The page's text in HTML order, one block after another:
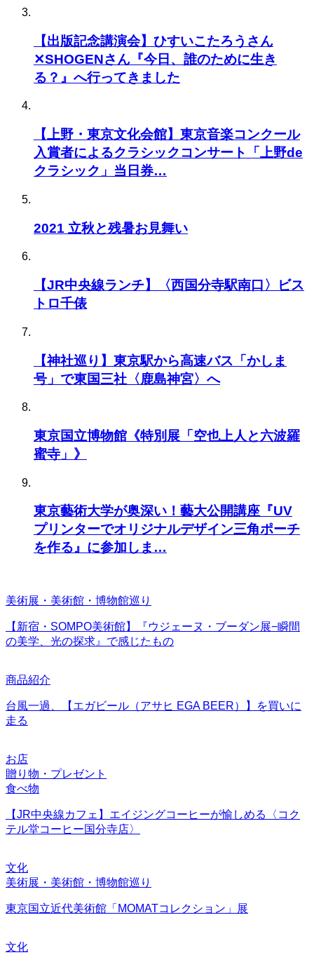
【出版記念講演会】ひすいこたろうさん
✕SHOGENさん『今日、誰のために生き
る？』へ行ってきました
【上野・東京文化会館】東京音楽コンクール
入賞者によるクラシックコンサート「上野de
クラシック」当日券…
2021 立秋と残暑お見舞い
【JR中央線ランチ】〈西国分寺駅南口〉ビス
トロ千俵
【神社巡り】東京駅から高速バス「かしま
号」で東国三社〈鹿島神宮〉へ
東京国立博物館《特別展「空也上人と六波羅
蜜寺」》
東京藝術大学が奥深い！藝大公開講座『UV
プリンターでオリジナルデザイン三角ポーチ
を作る』に参加しま…
美術展・美術館・博物館巡り
【新宿・SOMPO美術館】『ウジェーヌ・ブーダン展−瞬間
の美学、光の探求』で感じたもの
商品紹介
台風一過、【エガビール（アサヒ EGA BEER）】を買いに
走る
お店
贈り物・プレゼント
食べ物
【JR中央線カフェ】エイジングコーヒーが愉しめる〈コク
テル堂コーヒー国分寺店〉
文化
美術展・美術館・博物館巡り
東京国立近代美術館「MOMATコレクション」展
文化